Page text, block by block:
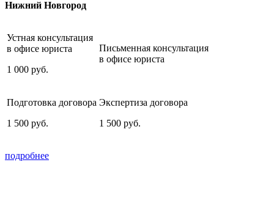
Нижний Новгород
Устная консультация
в офисе юриста
1 000 руб.
Письменная консультация
в офисе юриста
Подготовка договора
1 500 руб.
Экспертиза договора
1 500 руб.
подробнее